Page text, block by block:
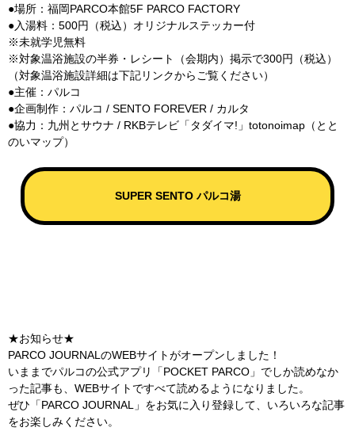
●場所：福岡PARCO本館5F PARCO FACTORY
●入湯料：500円（税込）オリジナルステッカー付
※未就学児無料
※対象温浴施設の半券・レシート（会期内）掲示で300円（税込）
（対象温浴施設詳細は下記リンクからご覧ください）
●主催：パルコ
●企画制作：パルコ / SENTO FOREVER / カルタ
●協力：九州とサウナ / RKBテレビ「タダイマ!」totonoimap（とと
のいマップ）
SUPER SENTO パルコ湯
★お知らせ★
PARCO JOURNALのWEBサイトがオープンしました！
いままでパルコの公式アプリ「POCKET PARCO」でしか読めなか
った記事も、WEBサイトですべて読めるようになりました。
ぜひ「PARCO JOURNAL」をお気に入り登録して、いろいろな記事
をお楽しみください。